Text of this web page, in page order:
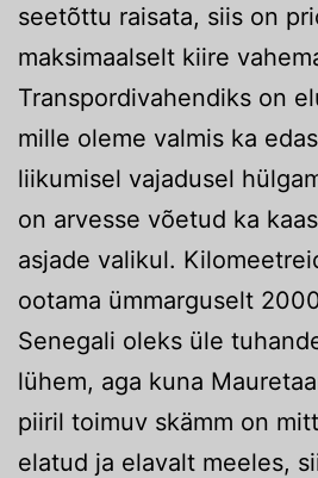
seetõttu raisata, siis on
maksimaalselt kiire
Transpordivahendiks on
mille oleme valmis ka
liikumisel vajadusel
on arvesse võetud ka
asjade valikul.
ootama ümmarguselt
Senegali oleks üle
lühem, aga kuna
piiril toimuv skämm on
elatud ja elavalt meeles,